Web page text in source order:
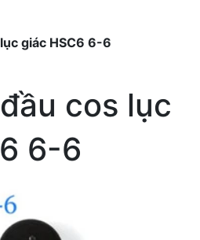
giác HSC6 6-6
cos lục
6-6